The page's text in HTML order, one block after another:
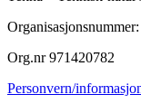
Org.nr 971420782
Personvern/